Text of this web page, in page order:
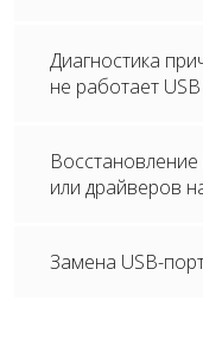
Диагностика
не работает USB
или драйверов
Замена USB-